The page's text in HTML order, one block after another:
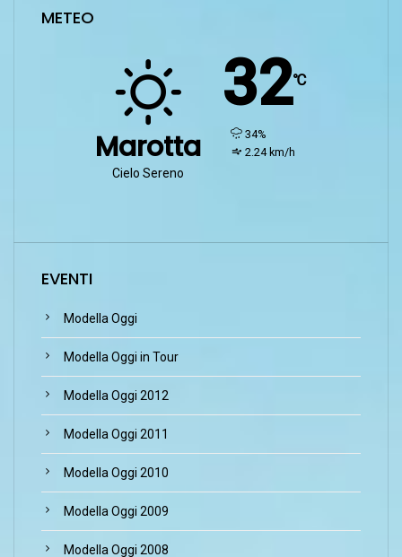
METEO
Marotta
Cielo Sereno
32℃
humidity:
34%
wind:
2.24 km/h
EVENTI
Modella Oggi
Modella Oggi in Tour
Modella Oggi 2012
Modella Oggi 2011
Modella Oggi 2010
Modella Oggi 2009
Modella Oggi 2008